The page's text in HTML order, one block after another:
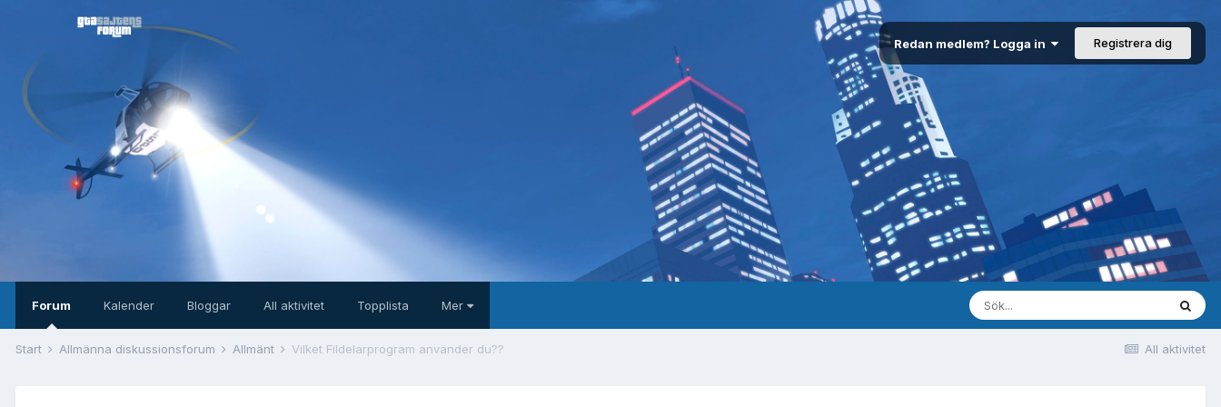
Redan medlem? Logga in Registrera dig
Forum Kalender Bloggar All aktivitet Topplista Mer
All aktivitet
Start Allmänna diskussionsforum Allmänt Vilket Fildelarprogram använder du??